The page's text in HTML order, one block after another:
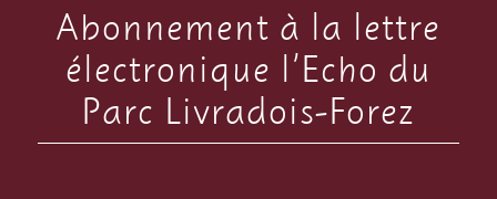
Abonnement à la lettre
électronique l’Echo du
Parc Livradois-Forez